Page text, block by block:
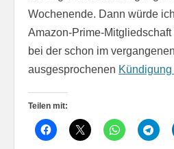
Wochenende. Dann würde
Amazon-Prime-
bei der schon im
ausgesprochenen
Teilen mit: